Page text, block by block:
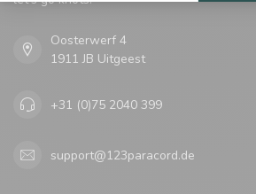
Oosterwerf 4
1911 JB Uitgeest
+31 (0)75 2040 399
support@123paracord.de